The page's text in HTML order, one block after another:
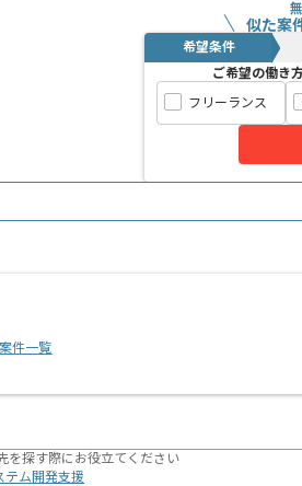
似た案
希望条件
ご希望の働き
フリーランス
件一覧
を探す際にお役立てください
テム開発支援